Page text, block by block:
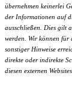
übernehmen keinerlei
der Informationen auf
ausschließen. Dies gilt
werden. Wir können für
sonstiger Hinweise
direkte oder indirekte
diesen externen